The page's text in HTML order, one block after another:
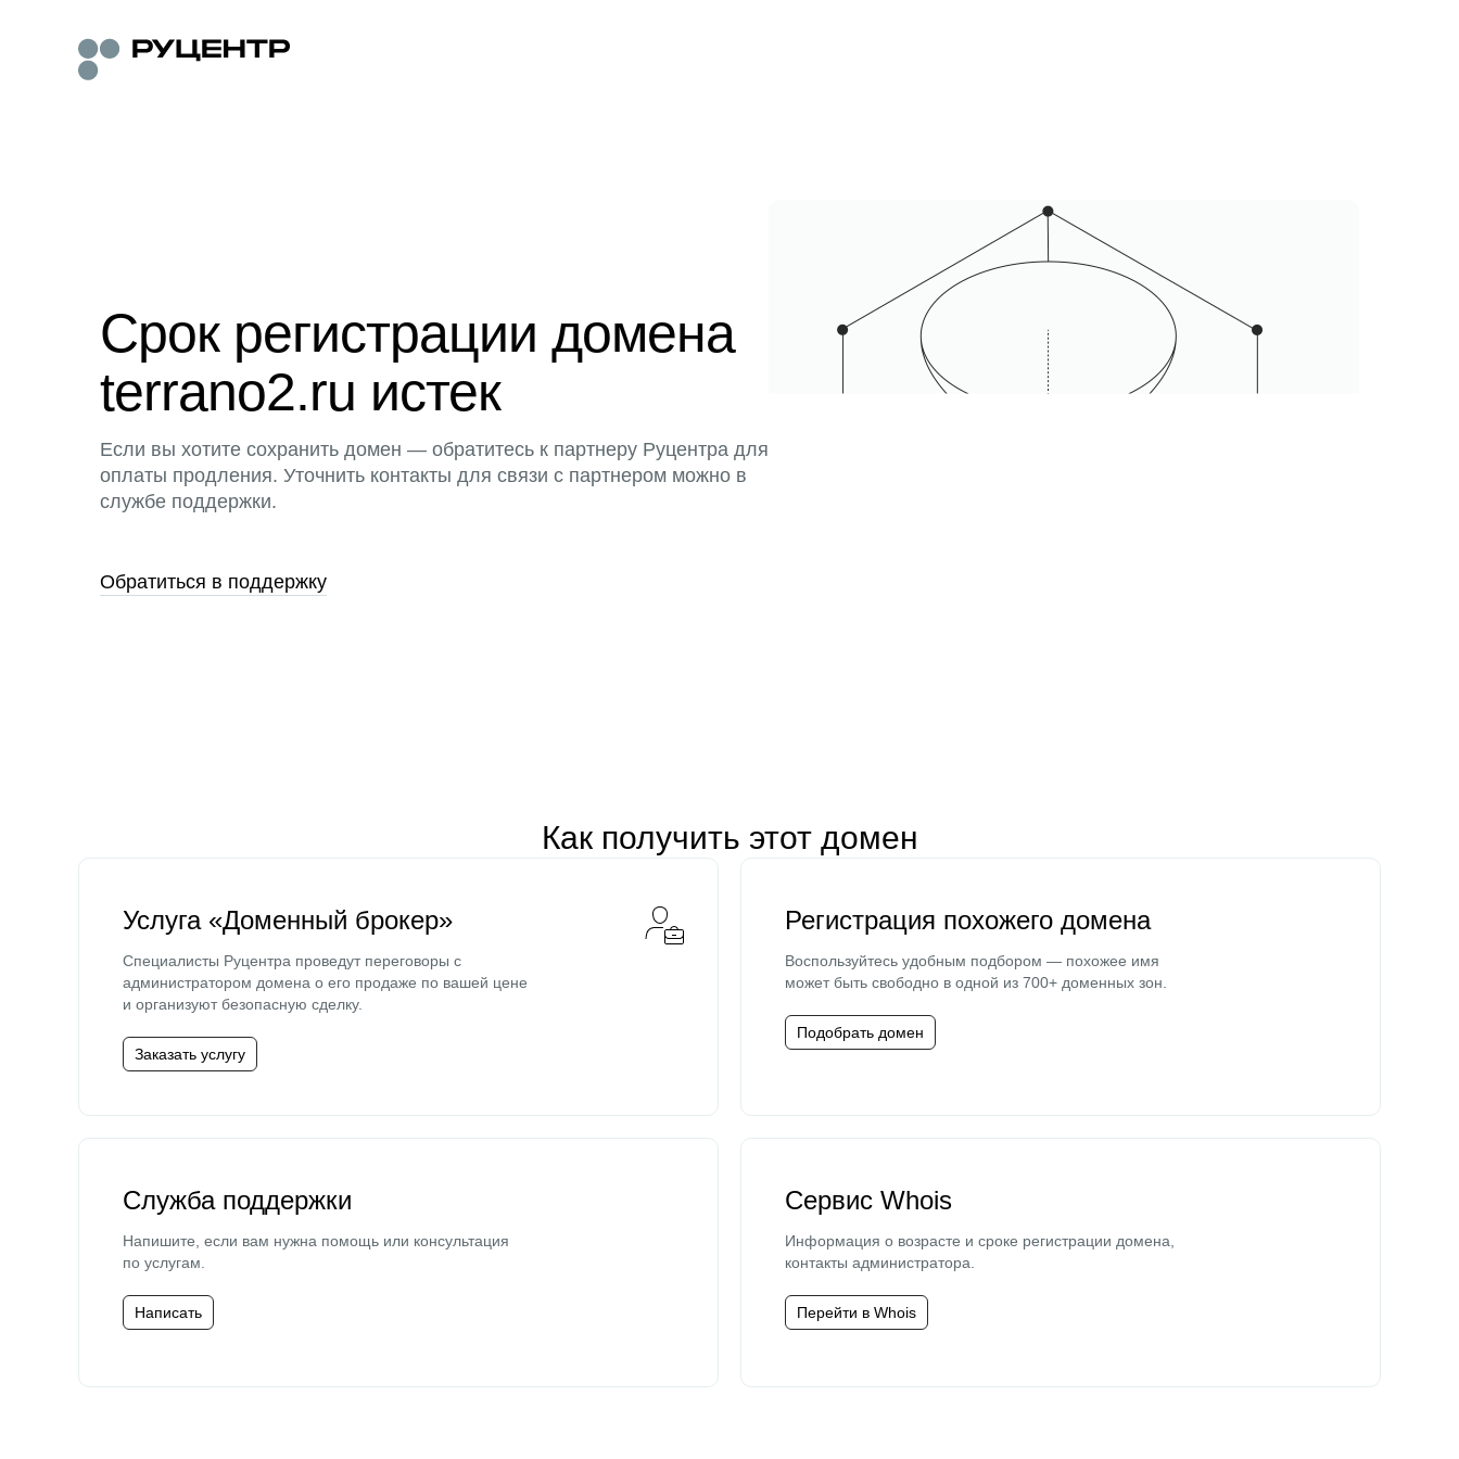
Срок регистрации домена
terrano2.ru истек
Если вы хотите сохранить домен — обратитесь к партнеру Руцентра для
оплаты продления. Уточнить контакты для связи с партнером можно в
службе поддержки.
Обратиться в поддержку
Как получить этот домен
Услуга «Доменный брокер»
Специалисты Руцентра проведут переговоры с
администратором домена о его продаже по вашей цене
и организуют безопасную сделку.
Заказать услугу
Регистрация похожего домена
Воспользуйтесь удобным подбором — похожее имя
может быть свободно в одной из 700+ доменных зон.
Подобрать домен
Служба поддержки
Напишите, если вам нужна помощь или консультация
по услугам.
Написать
Сервис Whois
Информация о возрасте и сроке регистрации домена,
контакты администратора.
Перейти в Whois